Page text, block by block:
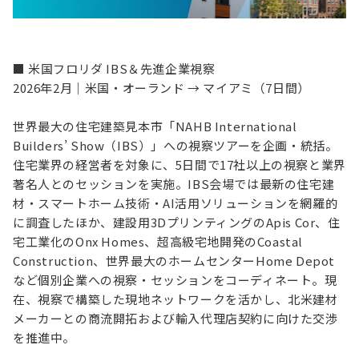
資料ダウンロード
コラム
メンバー紹介
会社概要
お問い合わせ
資料ダウンロード
PGハウスについて
■ 米国フロリダ IBS＆先進企業視察
2026年2月｜米国・オーランド → マイアミ（7日間）
世界最大の住宅建築見本市「NAHB International
Builders’ Show（IBS）」への視察ツアーを企画・統括。
住宅業界の経営者を対象に、5日間で17社以上の視察と業界
著名人とのセッションを実施。IBS会場では最新の住宅建
材・スマートホーム技術・AI活用ソリューションを網羅的
に調査したほか、建設用3DプリンティングのApis Cor、住
宅工業化のOnx Homes、超高級宅地開発のCoastal
Construction、世界最大のホームセンターHome Depot
など個別企業への視察・セッションをコーディネート。現
在、視察で構築した現地ネットワークを活かし、北米建材
メーカーとの商流開拓および輸入代理店契約に向けた交渉
を推進中。